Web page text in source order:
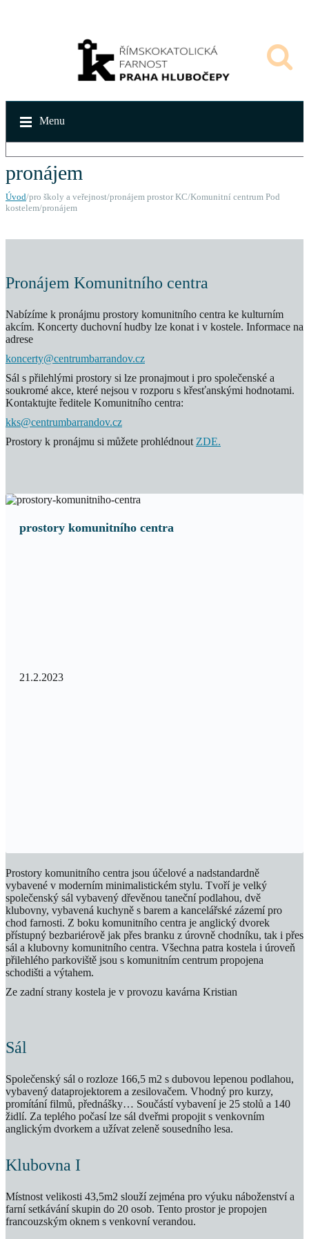
Menu
pronájem
Úvod/pro školy a veřejnost/pronájem prostor KC/Komunitní centrum Pod
kostelem/pronájem
Pronájem Komunitního centra
Nabízíme k pronájmu prostory komunitního centra ke kulturním
akcím. Koncerty duchovní hudby lze konat i v kostele. Informace na
adrese
koncerty@centrumbarrandov.cz
Sál s přilehlými prostory si lze pronajmout i pro společenské a
soukromé akce, které nejsou v rozporu s křesťanskými hodnotami.
Kontaktujte ředitele Komunitního centra:
kks@centrumbarrandov.cz
Prostory k pronájmu si můžete prohlédnout ZDE.
prostory komunitního centra
21.2.2023
Prostory komunitního centra jsou účelové a nadstandardně
vybavené v moderním minimalistickém stylu. Tvoří je velký
společenský sál vybavený dřevěnou taneční podlahou, dvě
klubovny, vybavená kuchyně s barem a kancelářské zázemí pro
chod farnosti. Z boku komunitního centra je anglický dvorek
přístupný bezbariérově jak přes branku z úrovně chodníku, tak i přes
sál a klubovny komunitního centra. Všechna patra kostela i úroveň
přilehlého parkoviště jsou s komunitním centrum propojena
schodišti a výtahem.
Ze zadní strany kostela je v provozu kavárna Kristian
Sál
Společenský sál o rozloze 166,5 m2 s dubovou lepenou podlahou,
vybavený dataprojektorem a zesilovačem. Vhodný pro kurzy,
promítání filmů, přednášky… Součástí vybavení je 25 stolů a 140
židlí. Za teplého počasí lze sál dveřmi propojit s venkovním
anglickým dvorkem a užívat zeleně sousedního lesa.
Klubovna I
Místnost velikosti 43,5m2 slouží zejména pro výuku náboženství a
farní setkávání skupin do 20 osob. Tento prostor je propojen
francouzským oknem s venkovní verandou.